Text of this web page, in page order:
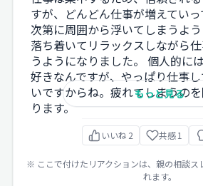
すが、どんどん仕事が増えていっ
次第に周囲から浮いてしまうよ
落ち着いてリラックスしながら
うようになりました。 個人的に
好きなんですが、やっぱり仕事
いですからね。疲れてしまうの
ります。
もっと見る
いいね 2 共感 1
※ ここで付けたリアクションは、親の相談ス
れます。